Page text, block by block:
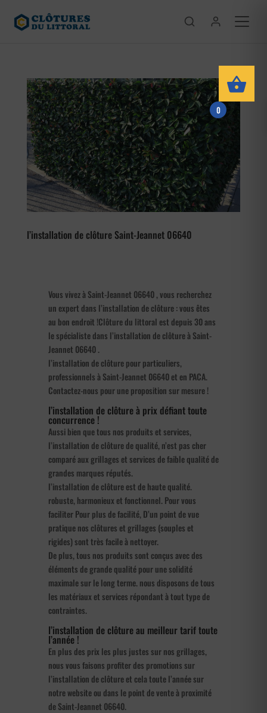
l’installation de clôture Saint-Jeannet 06640
Vous vivez à Saint-Jeannet 06640 , vous recherchez
un expert dans l’installation de clôture : vous êtes
au bon endroit !Clôture du littoral est depuis 30 ans
le spécialiste dans l’installation de clôture à Saint-
Jeannet 06640 .
l’installation de clôture pour particuliers,
professionnels à Saint-Jeannet 06640 et en PACA.
Contactez-nous pour une proposition sur mesure !
l’installation de clôture à prix défiant toute
concurrence !
Aussi bien que tous nos produits et services,
l’installation de clôture de qualité, n’est pas cher
comparé aux grillages et services de faible qualité de
grandes marques réputés.
l’installation de clôture est de haute qualité.
robuste, harmonieux et fonctionnel. Pour vous
faciliter Pour plus de facilité, D’un point de vue
pratique nos clôtures et grillages (souples et
rigides) sont très facile à nettoyer.
De plus, tous nos produits sont conçus avec des
éléments de grande qualité pour une solidité
maximale sur le long terme. nous disposons de tous
les matériaux et services répondant à tout type de
contraintes.
l’installation de clôture au meilleur tarif toute
l’année !
En plus des prix les plus justes sur nos grillages,
nous vous faisons profiter des promotions sur
l’installation de clôture et cela toute l’année sur
notre website ou dans le point de vente à proximité
de Saint-Jeannet 06640.
0